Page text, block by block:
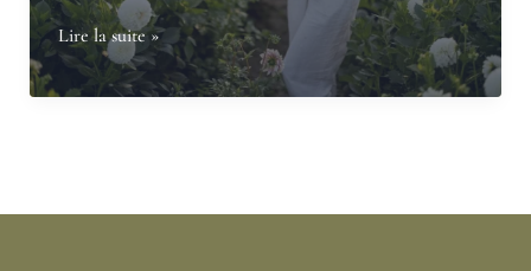
engagement
pour
l’avenir
Reconnaissance
des
victimes
Lire la suite »